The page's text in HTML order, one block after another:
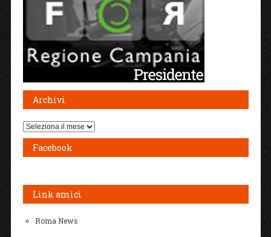
Archivi
Archivi
Facebook
Link amici
Roma News